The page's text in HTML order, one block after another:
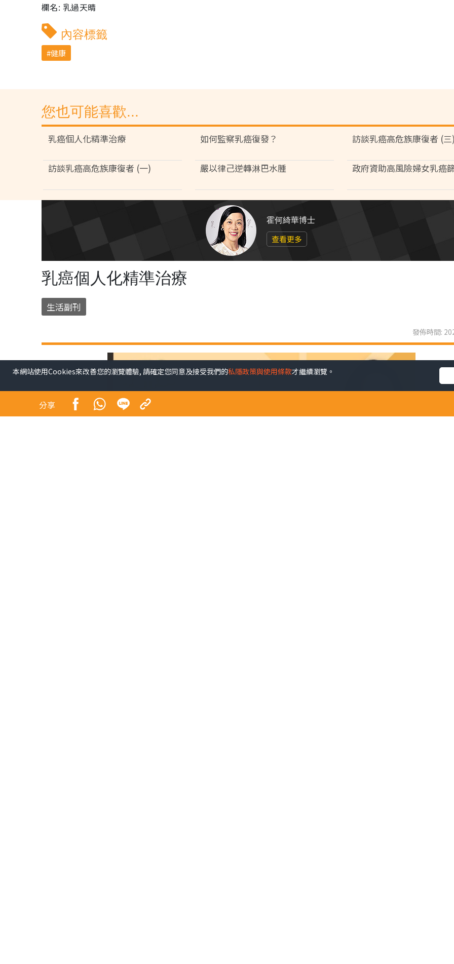
欄名: 乳過天晴
內容標籤
健康
您也可能喜歡...
乳癌個人化精準治療 如何監察乳癌復發？ 訪談乳癌高危族康復者 (三)
訪談乳癌高危族康復者 (一) 嚴以律己逆轉淋巴水腫 政府資助高風險婦女乳癌
霍何綺華博士
查看更多
乳癌個人化精準治療
生活副刊
發佈時間:
分享
本網站使用Cookies來改善您的瀏覽體驗, 請確定您同意及接受我們的私隱政策與使用條款才繼續瀏覽。